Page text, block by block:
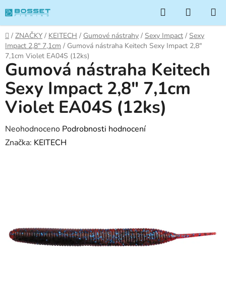
na
obsah
Hledat
KOŠÍK
Domů
/ ZNAČKY / KEITECH / Gumové nástrahy / Sexy Impact / Sexy
Impact 2,8" 7,1cm / Gumová nástraha Keitech Sexy Impact 2,8"
7,1cm Violet EA04S (12ks)
Gumová nástraha Keitech
Sexy Impact 2,8" 7,1cm
Violet EA04S (12ks)
Průměrné
hodnocení
Neohodnoceno Podrobnosti hodnocení
Značka: KEITECH